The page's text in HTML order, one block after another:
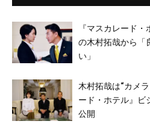
『マスカレード
の木村拓哉から「
い」
木村拓哉は“カメ
ード・ホテル』ビ
公開